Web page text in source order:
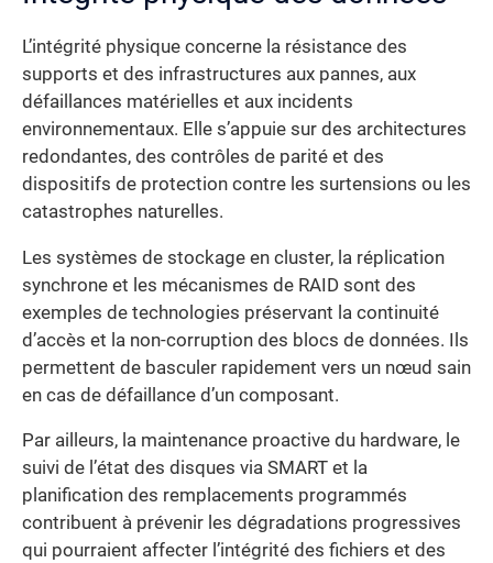
L’intégrité physique concerne la résistance des
supports et des infrastructures aux pannes, aux
défaillances matérielles et aux incidents
environnementaux. Elle s’appuie sur des architectures
redondantes, des contrôles de parité et des
dispositifs de protection contre les surtensions ou les
catastrophes naturelles.
Les systèmes de stockage en cluster, la réplication
synchrone et les mécanismes de RAID sont des
exemples de technologies préservant la continuité
d’accès et la non-corruption des blocs de données. Ils
permettent de basculer rapidement vers un nœud sain
en cas de défaillance d’un composant.
Par ailleurs, la maintenance proactive du hardware, le
suivi de l’état des disques via SMART et la
planification des remplacements programmés
contribuent à prévenir les dégradations progressives
qui pourraient affecter l’intégrité des fichiers et des